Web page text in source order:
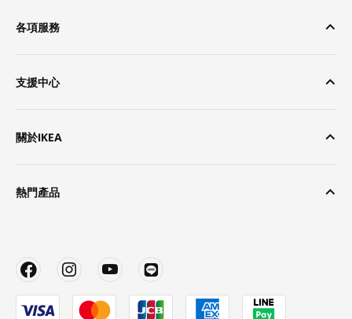
各項服務
支援中心
關於IKEA
熱門產品